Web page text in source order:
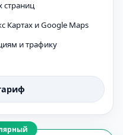
страниц
Картах и Google Maps
и трафику